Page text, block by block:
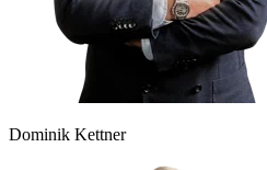
Dominik Kettner